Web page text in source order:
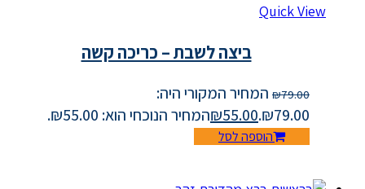
Quick View
ביצה לשבת – כריכה קשה
₪79.00
המחיר המקורי היה:
₪79.00.
₪55.00 המחיר הנוכחי הוא: ₪55.00.
הוספה לסל